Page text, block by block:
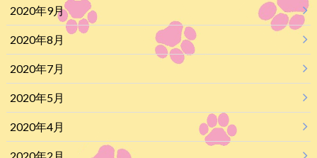
2020年9月
2020年8月
2020年7月
2020年5月
2020年4月